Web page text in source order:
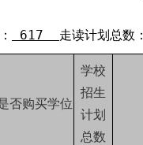
617 走读计划总数：
否购买学位
学校
招生
计划
总数